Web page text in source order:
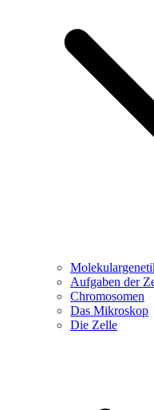
Aufgaben der
Chromosomen
Das Mikroskop
Die Zelle